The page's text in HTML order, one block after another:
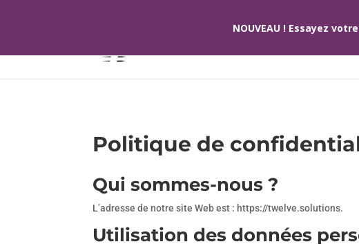
Politique de
Qui sommes-nous ?
L’adresse de notre site Web est : https://twelve.solutions.
Utilisation des données
NOUVEAU ! Essayez